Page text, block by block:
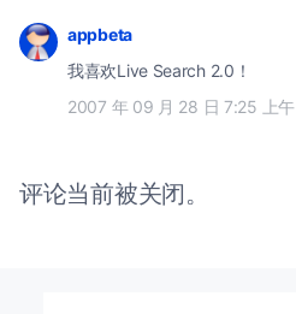
appbeta
我喜欢Live Search 2.0！
2007 年 09 月 28 日 7:25 上午
评论当前被关闭。